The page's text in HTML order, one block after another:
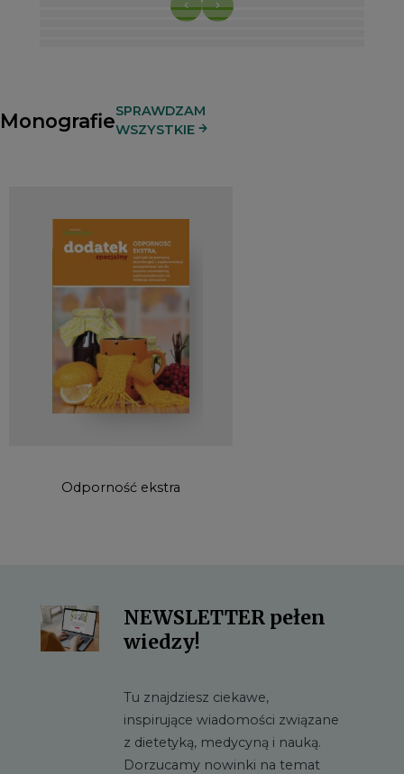
MonografieSPRAWDZAM
WSZYSTKIE
Odporność ekstra
NEWSLETTER pełen
wiedzy!
Tu znajdziesz ciekawe,
inspirujące wiadomości związane
z dietetyką, medycyną i nauką.
Dorzucamy nowinki na temat